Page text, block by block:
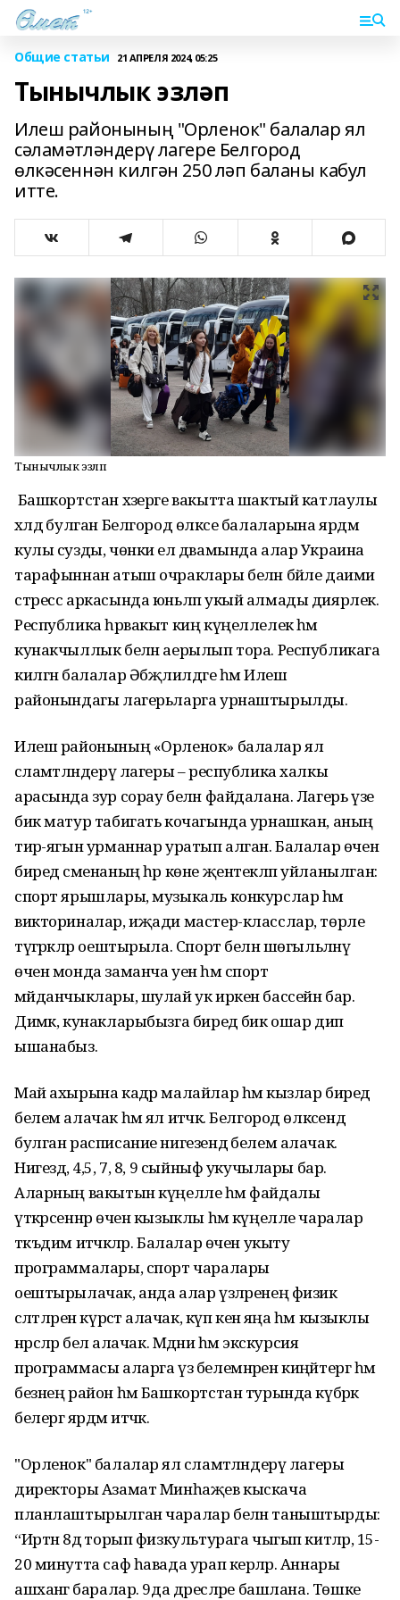
Общие статьи 21 АПРЕЛЯ 2024, 05:25
Тынычлык эзләп
Илеш районының "Орленок" балалар ял
сәламәтләндерү лагере Белгород
өлкәсеннән килгән 250 ләп баланы кабул
итте.
Тынычлык эзләп
Башкортстан хәзерге вакытта шактый катлаулы
хәлдә булган Белгород өлкәсе балаларына ярдәм
кулы сузды, чөнки ел дәвамында алар Украина
тарафыннан атыш очраклары белән бәйле даими
стресс аркасында юньләп укый алмады диярлек.
Республика һәрвакыт киң күңеллелек һәм
кунакчыллык белән аерылып тора. Республикага
килгән балалар Әбҗәлилдәге һәм Илеш
районындагы лагерьларга урнаштырылды.
Илеш районының «Орленок» балалар ял
сәламәтләндерү лагеры – республика халкы
арасында зур сорау белән файдалана. Лагерь үзе
бик матур табигать кочагында урнашкан, аның
тирә-ягын урманнар уратып алган. Балалар өчен
биредә сменаның һәр көне җентекләп уйланылган:
спорт ярышлары, музыкаль конкурслар һәм
викториналар, иҗади мастер-класслар, төрле
түгәрәкләр оештырыла. Спорт белән шөгыльләнү
өчен монда заманча уен һәм спорт
мәйданчыклары, шулай ук иркен бассейн бар.
Димәк, кунакларыбызга биредә бик ошар дип
ышанабыз.
Май ахырына кадәр малайлар һәм кызлар биредә
белем алачак һәм ял итәчәк. Белгород өлкәсендә
булган расписание нигезендә белем алачак.
Нигездә, 4,5, 7, 8, 9 сыйныф укучылары бар.
Аларның вакытын күңелле һәм файдалы
үткәрсеннәр өчен кызыклы һәм күңелле чаралар
тәкъдим итәчәкләр. Балалар өчен укыту
программалары, спорт чаралары
оештырылачак, анда алар үзләренең физик
сәләтләрен күрсәтә алачак, күп кенә яңа һәм кызыклы
нәрсәләр белә алачак. Мәдәни һәм экскурсия
программасы аларга үз белемнәрен киңәйтергә һәм
безнең район һәм Башкортстан турында күбрәк
белергә ярдәм итәчәк.
"Орленок" балалар ял сәламәтләндерү лагеры
директоры Азамат Минһаҗев кыскача
планлаштырылган чаралар белән таныштырды:
“Иртән 8дә торып физкультурага чыгып китәләр, 15-
20 минутта саф һавада урап керәләр. Аннары
ашханәгә баралар. 9да дәресләре башлана. Төшке